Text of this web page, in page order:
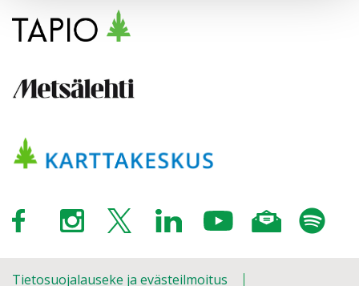
Tietosuojalauseke ja evästeilmoitus